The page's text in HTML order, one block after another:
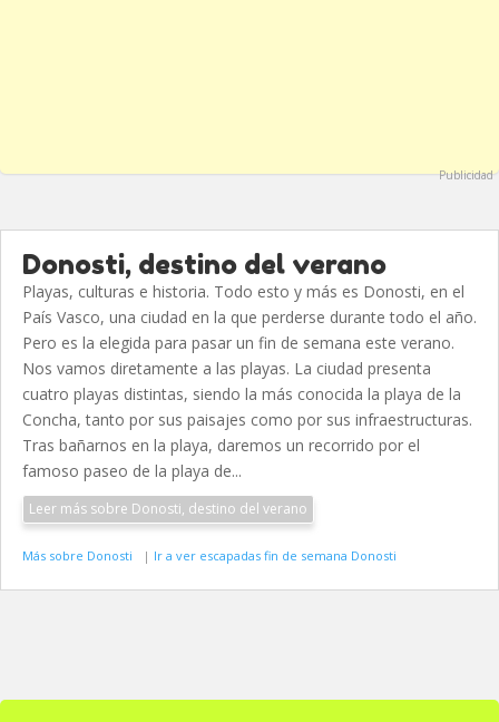
Publicidad
Donosti, destino del verano
Playas, culturas e historia. Todo esto y más es Donosti, en el
País Vasco, una ciudad en la que perderse durante todo el año.
Pero es la elegida para pasar un fin de semana este verano.
Nos vamos diretamente a las playas. La ciudad presenta
cuatro playas distintas, siendo la más conocida la playa de la
Concha, tanto por sus paisajes como por sus infraestructuras.
Tras bañarnos en la playa, daremos un recorrido por el
famoso paseo de la playa de...
Leer más sobre Donosti, destino del verano
Más sobre Donosti | Ir a ver escapadas fin de semana Donosti